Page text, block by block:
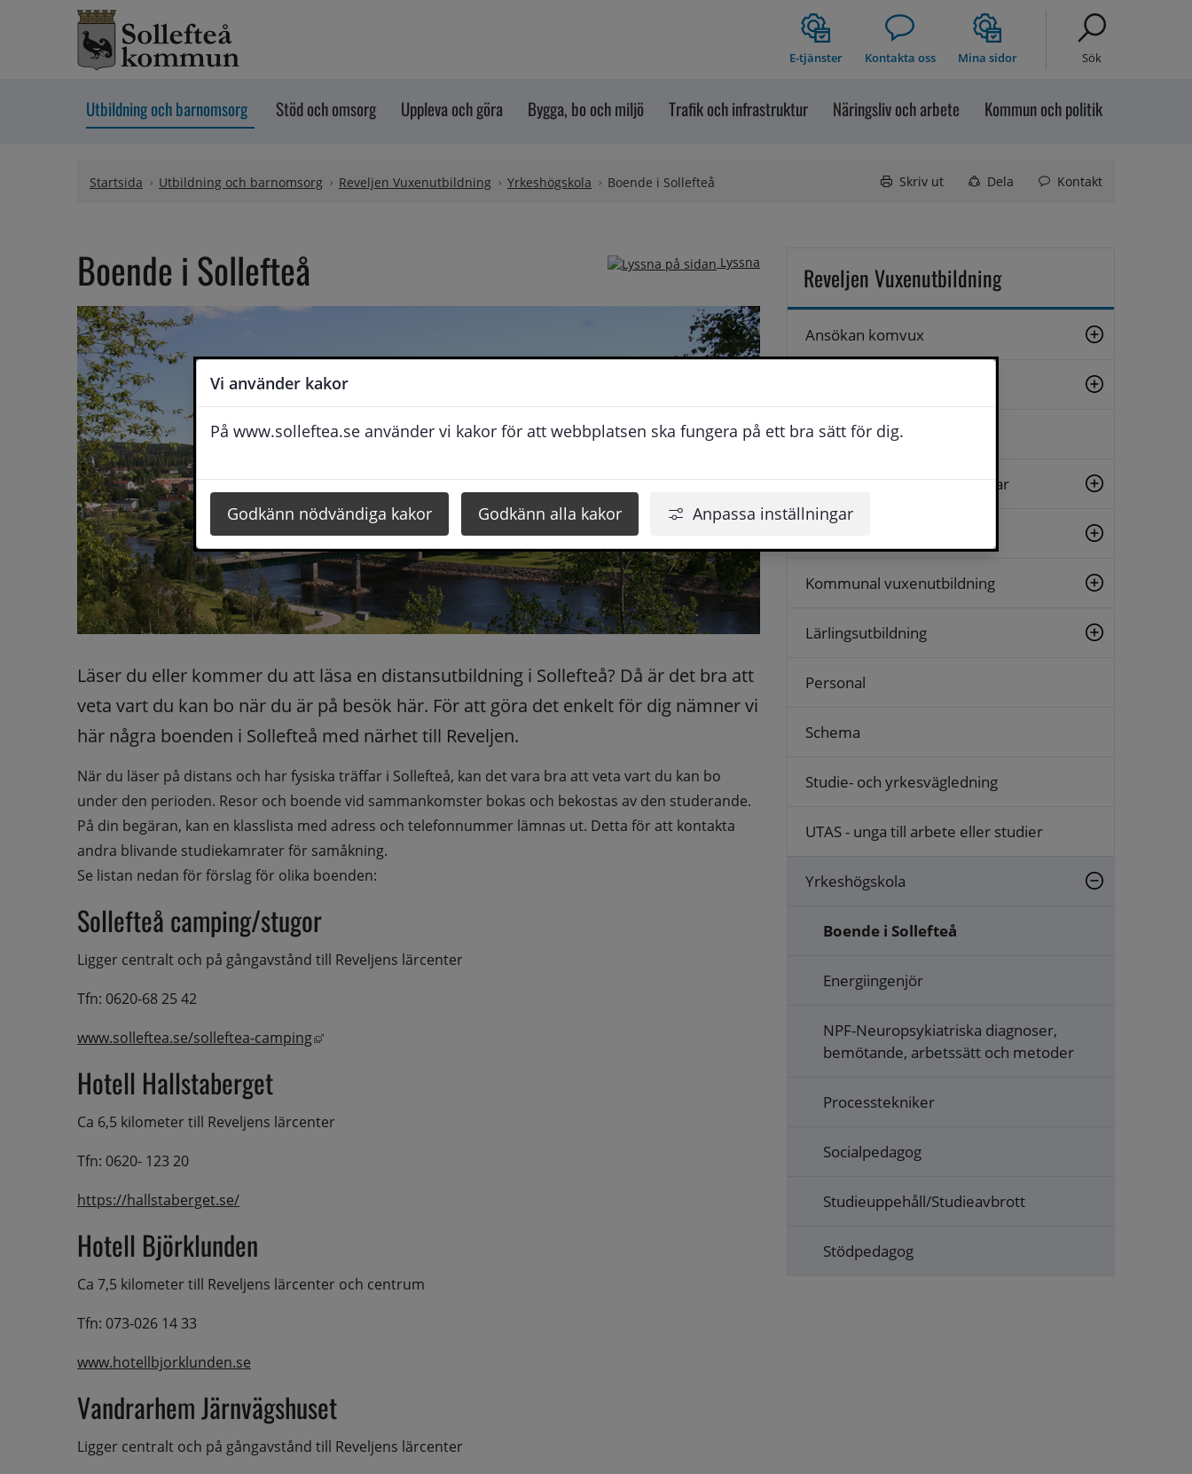
Vi använder kakor
På www.solleftea.se använder vi kakor för att webbplatsen ska fungera på ett bra sätt för dig.
Godkänn nödvändiga kakor Godkänn alla kakor Anpassa inställningar
Hoppa till innehåll
E-tjänster Kontakta oss Mina sidor Sök
Utbildning och barnomsorg Stöd och omsorg Uppleva och göra Bygga, bo och miljö Trafik och infrastruktur Näringsliv och arbete Kommun och politik
Startsida Utbildning och barnomsorg Reveljen Vuxenutbildning Yrkeshögskola Boende i Sollefteå Skriv ut Dela Kontakt
Lyssna
Boende i Sollefteå
Läser du eller kommer du att läsa en distansutbildning i Sollefteå? Då är det bra att
veta vart du kan bo när du är på besök här. För att göra det enkelt för dig nämner vi
här några boenden i Sollefteå med närhet till Reveljen.
När du läser på distans och har fysiska träffar i Sollefteå, kan det vara bra att veta vart du kan bo
under den perioden. Resor och boende vid sammankomster bokas och bekostas av den studerande.
På din begäran, kan en klasslista med adress och telefonnummer lämnas ut. Detta för att kontakta
andra blivande studiekamrater för samåkning.
Se listan nedan för förslag för olika boenden:
Sollefteå camping/stugor
Ligger centralt och på gångavstånd till Reveljens lärcenter
Tfn: 0620-68 25 42
www.solleftea.se/solleftea-camping Länk till annan webbplats, öppnas i nytt fönster.
Hotell Hallstaberget
Ca 6,5 kilometer till Reveljens lärcenter
Tfn: 0620- 123 20
https://hallstaberget.se/
Hotell Björklunden
Ca 7,5 kilometer till Reveljens lärcenter och centrum
Tfn: 073-026 14 33
www.hotellbjorklunden.se
Vandrarhem Järnvägshuset
Ligger centralt och på gångavstånd till Reveljens lärcenter
Reveljen Vuxenutbildning
Ansökan komvux
Betyg och betygsbeställning
Gymnasiala yrkesutbildningar
Kommunal vuxenutbildning
Lärlingsutbildning
Personal
Schema
Studie- och yrkesvägledning
UTAS - unga till arbete eller studier
Yrkeshögskola
Boende i Sollefteå
Energiingenjör
NPF-Neuropsykiatriska diagnoser,
bemötande, arbetssätt och metoder
Processtekniker
Socialpedagog
Studieuppehåll/Studieavbrott
Stödpedagog